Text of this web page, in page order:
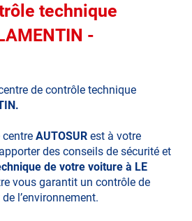
technique
-
de contrôle technique
centre AUTOSUR est à votre
des conseils de sécurité et
de votre voiture à LE
vous garantit un contrôle de
l’environnement.